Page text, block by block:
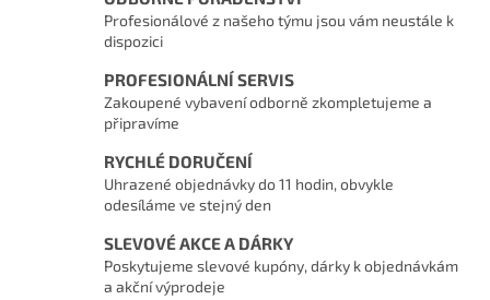
Profesionálové z našeho týmu jsou vám neustále k
dispozici
PROFESIONÁLNÍ SERVIS
Zakoupené vybavení odborně zkompletujeme a
připravíme
RYCHLÉ DORUČENÍ
Uhrazené objednávky do 11 hodin, obvykle
odesíláme ve stejný den
SLEVOVÉ AKCE A DÁRKY
Poskytujeme slevové kupóny, dárky k objednávkám
a akční výprodeje